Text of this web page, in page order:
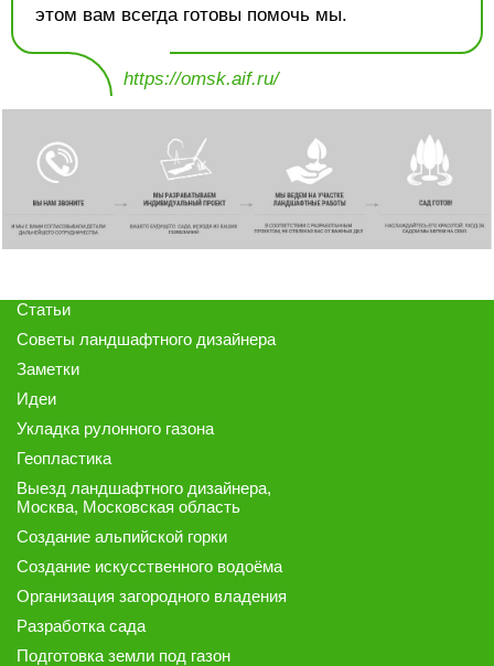
этом вам всегда готовы помочь мы.
https://omsk.aif.ru/
Статьи
Советы ландшафтного дизайнера
Заметки
Идеи
Укладка рулонного газона
Геопластика
Выезд ландшафтного дизайнера,
Москва, Московская область
Создание альпийской горки
Создание искусственного водоёма
Организация загородного владения
Разработка сада
Подготовка земли под газон